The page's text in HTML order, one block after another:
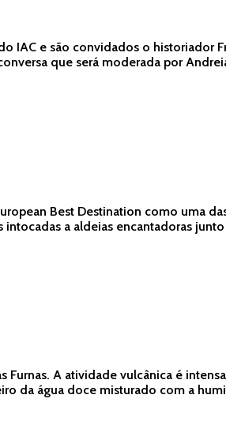
IAC e são convidados o historiador
que será moderada por
Best Destination como uma
a aldeias encantadoras
A atividade vulcânica é
da água doce misturado com a